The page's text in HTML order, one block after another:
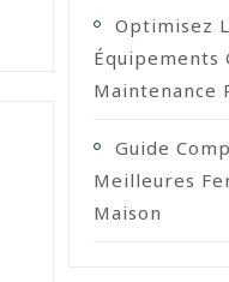
Optimisez
Équipements
Maintenance
Guide
Meilleures
Maison